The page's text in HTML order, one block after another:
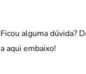
alguma dúvida?
aqui embaixo!